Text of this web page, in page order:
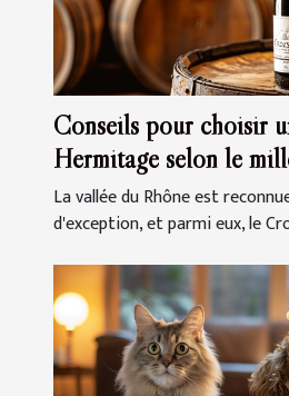
Conseils pour choisir
Hermitage selon le
La vallée du Rhône est
d'exception, et parmi eux, le